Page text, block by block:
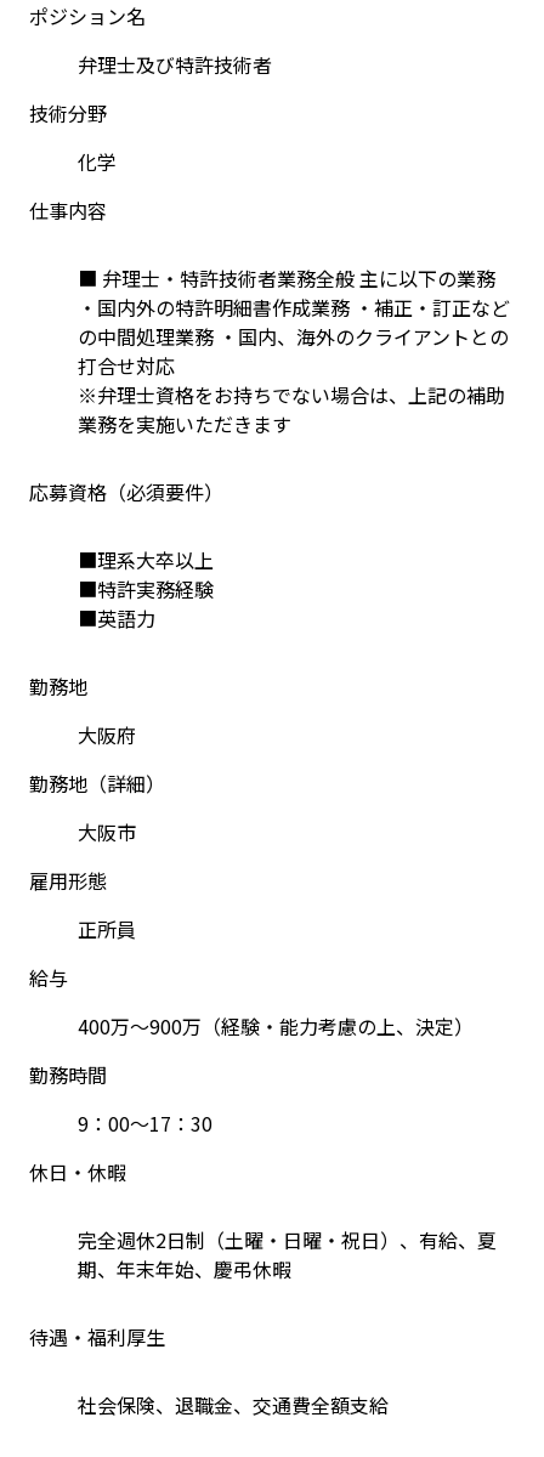
ポジション名
弁理士及び特許技術者
技術分野
化学
仕事内容
■ 弁理士・特許技術者業務全般 主に以下の業務
・国内外の特許明細書作成業務 ・補正・訂正など
の中間処理業務 ・国内、海外のクライアントとの
打合せ対応
※弁理士資格をお持ちでない場合は、上記の補助
業務を実施いただきます
応募資格（必須要件）
■理系大卒以上
■特許実務経験
■英語力
勤務地
大阪府
勤務地（詳細）
大阪市
雇用形態
正所員
給与
400万～900万（経験・能力考慮の上、決定）
勤務時間
9：00～17：30
休日・休暇
完全週休2日制（土曜・日曜・祝日）、有給、夏
期、年末年始、慶弔休暇
待遇・福利厚生
社会保険、退職金、交通費全額支給